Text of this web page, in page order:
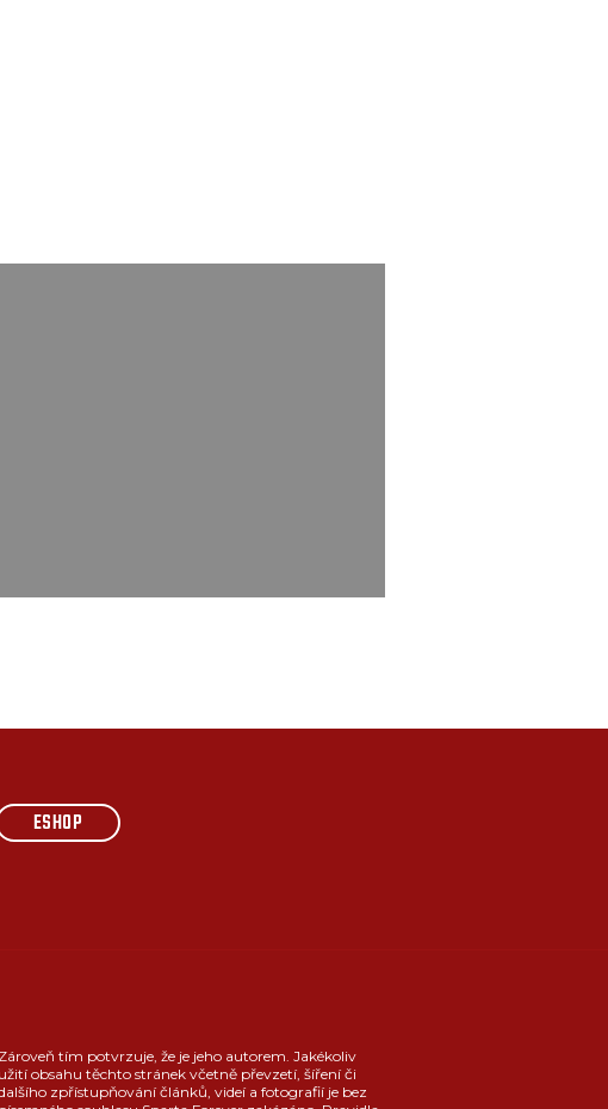
ESHOP
Zároveň tím potvrzuje, že je jeho autorem. Jakékoliv
užití obsahu těchto stránek včetně převzetí, šíření či
zpřístupňování článků, videí a fotografií je bez